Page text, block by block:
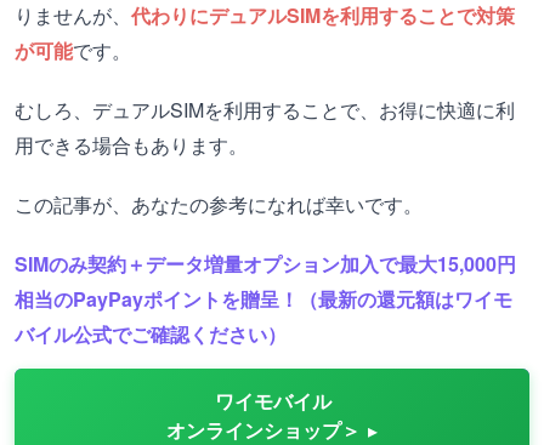
りませんが、 代わりにデュアルSIMを利用することで対策
が可能です。
むしろ、デュアルSIMを利用することで、お得に快適に利
用できる場合もあります。
この記事が、あなたの参考になれば幸いです。
SIMのみ契約＋データ増量オプション加入で最大15,000円
相当のPayPayポイントを贈呈！（最新の還元額はワイモ
バイル公式でご確認ください）
ワイモバイル
オンラインショップ＞